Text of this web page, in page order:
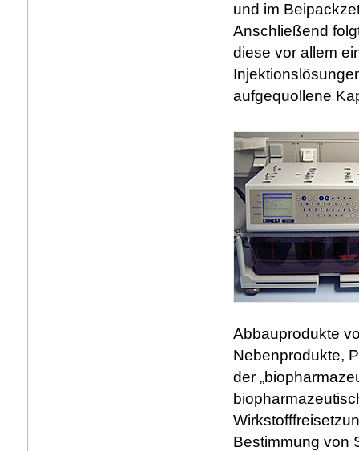
und im
Anschließend
diese vor allem
aufgequollene
Abbauprodukte
Nebenprodukte,
der
Bestimmung von